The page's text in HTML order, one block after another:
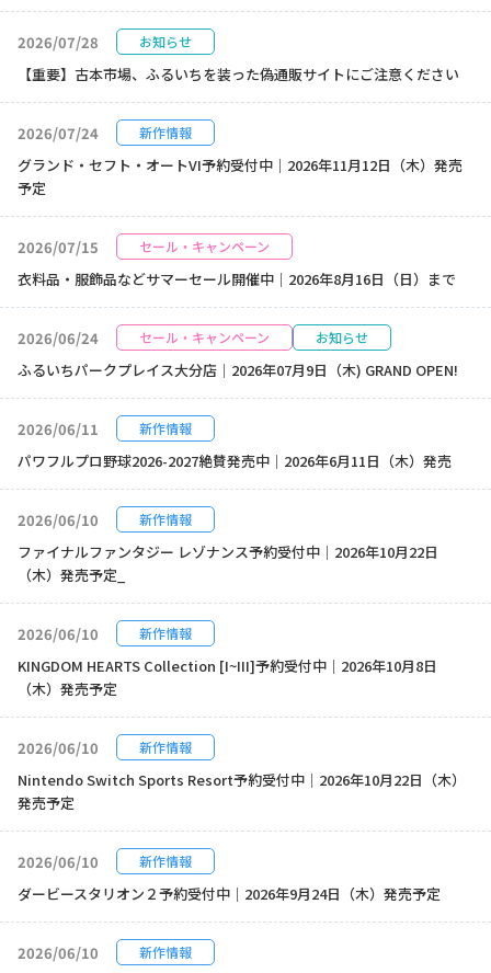
2026/07/28 お知らせ
【重要】古本市場、ふるいちを装った偽通販サイトにご注意ください
2026/07/24 新作情報
グランド・セフト・オートVI予約受付中｜2026年11月12日（木）発売
予定
2026/07/15 セール・キャンペーン
衣料品・服飾品などサマーセール開催中｜2026年8月16日（日）まで
2026/06/24 セール・キャンペーン お知らせ
ふるいちパークプレイス大分店｜2026年07月9日（木) GRAND OPEN!
2026/06/11 新作情報
パワフルプロ野球2026-2027絶賛発売中｜2026年6月11日（木）発売
2026/06/10 新作情報
ファイナルファンタジー レゾナンス予約受付中｜2026年10月22日
（木）発売予定_
2026/06/10 新作情報
KINGDOM HEARTS Collection [I~III]予約受付中｜2026年10月8日
（木）発売予定
2026/06/10 新作情報
Nintendo Switch Sports Resort予約受付中｜2026年10月22日（木）
発売予定
2026/06/10 新作情報
ダービースタリオン２予約受付中｜2026年9月24日（木）発売予定
2026/06/10 新作情報